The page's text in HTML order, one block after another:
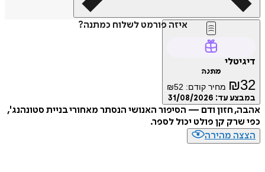
איזה פורמט לשלוח כמתנה?
₪ מחיר קודם: ₪52
עד:31/08/2026
חזון ודם — הסיפור האנושי הנסתר מאחורי בניית סטונהנג',
קן פולט יכול לספר.
מהירה